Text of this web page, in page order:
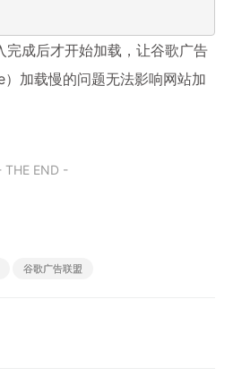
完成后才开始加载，让谷歌广告
加载慢的问题无法影响网站加
THE END -
谷歌广告联盟